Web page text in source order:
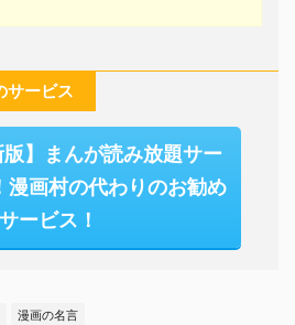
サービス
版】まんが読み放題サー
漫画村の代わりのお勧め
サービス！
漫画の名言